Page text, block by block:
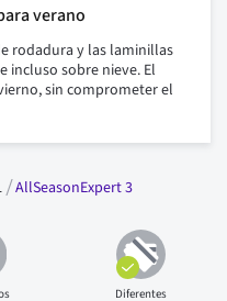
verano
rodadura y las laminillas
incluso sobre nieve. El
sin comprometer el
AllSeasonExpert 3
Diferentes